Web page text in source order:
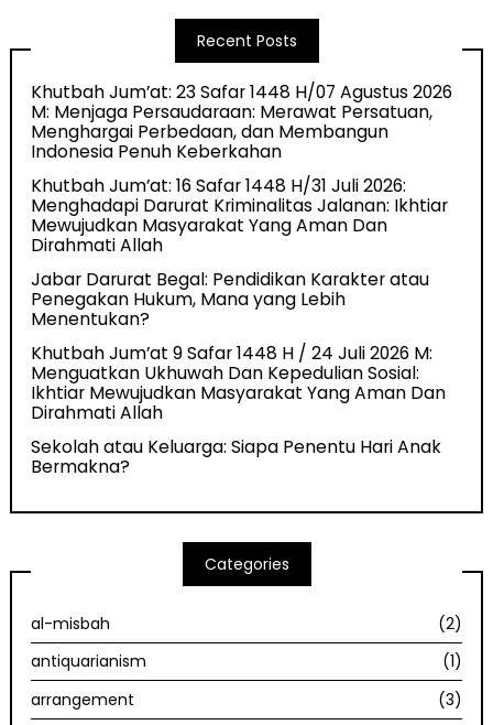
Recent Posts
Khutbah Jum’at: 23 Safar 1448 H/07 Agustus 2026
M: Menjaga Persaudaraan: Merawat Persatuan,
Menghargai Perbedaan, dan Membangun
Indonesia Penuh Keberkahan
Khutbah Jum’at: 16 Safar 1448 H/31 Juli 2026:
Menghadapi Darurat Kriminalitas Jalanan: Ikhtiar
Mewujudkan Masyarakat Yang Aman Dan
Dirahmati Allah
Jabar Darurat Begal: Pendidikan Karakter atau
Penegakan Hukum, Mana yang Lebih
Menentukan?
Khutbah Jum’at 9 Safar 1448 H / 24 Juli 2026 M:
Menguatkan Ukhuwah Dan Kepedulian Sosial:
Ikhtiar Mewujudkan Masyarakat Yang Aman Dan
Dirahmati Allah
Sekolah atau Keluarga: Siapa Penentu Hari Anak
Bermakna?
Categories
al-misbah
(2)
antiquarianism
(1)
arrangement
(3)